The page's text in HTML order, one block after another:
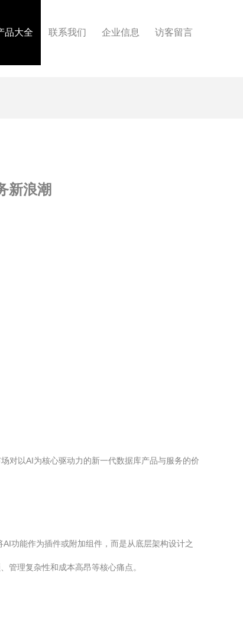
品大全 联系我们 企业信息 访客留言
新浪潮
对以AI为核心驱动力的新一代数据库产品与服务的价
功能作为插件或附加组件，而是从底层架构设计之
管理复杂性和成本高昂等核心痛点。